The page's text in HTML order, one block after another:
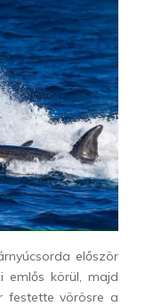
először
emlős körül, majd
festette vörösre a